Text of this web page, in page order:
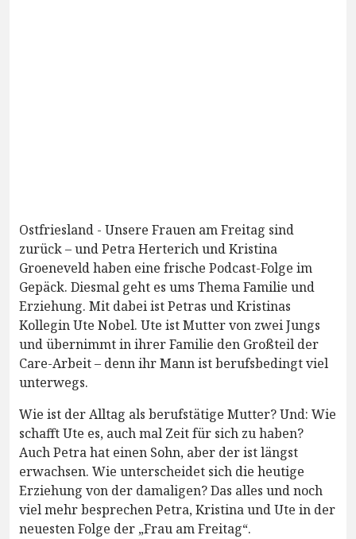
Ostfriesland - Unsere Frauen am Freitag sind
zurück – und Petra Herterich und Kristina
Groeneveld haben eine frische Podcast-Folge im
Gepäck. Diesmal geht es ums Thema Familie und
Erziehung. Mit dabei ist Petras und Kristinas
Kollegin Ute Nobel. Ute ist Mutter von zwei Jungs
und übernimmt in ihrer Familie den Großteil der
Care-Arbeit – denn ihr Mann ist berufsbedingt viel
unterwegs.
Wie ist der Alltag als berufstätige Mutter? Und: Wie
schafft Ute es, auch mal Zeit für sich zu haben?
Auch Petra hat einen Sohn, aber der ist längst
erwachsen. Wie unterscheidet sich die heutige
Erziehung von der damaligen? Das alles und noch
viel mehr besprechen Petra, Kristina und Ute in der
neuesten Folge der „Frau am Freitag“.